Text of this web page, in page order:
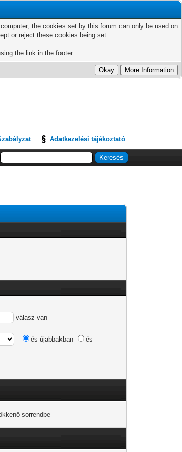
the cookies set by this forum can only be used on
or reject these cookies being set.
the link in the footer.
Adatkezelési tájékoztató
válasz van
és újabbakban
és
sorrendbe